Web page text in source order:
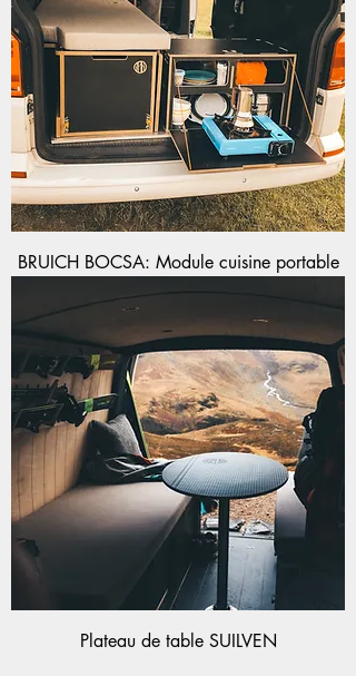
BRUICH BOCSA: Module cuisine portable
Plateau de table SUILVEN